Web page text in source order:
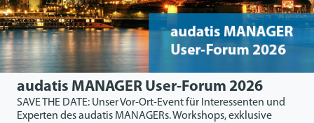
audatis MANAGER User-Forum 2026
SAVE THE DATE: Unser Vor-Ort-Event für Interessenten und
Experten des audatis MANAGERs. Workshops, exklusive